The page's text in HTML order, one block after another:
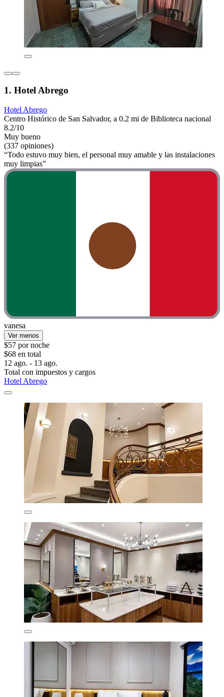
1. Hotel Abrego
Hotel Abrego
Centro Histórico de San Salvador, a 0.2 mi de Biblioteca nacional
8.2/10
Muy bueno
(337 opiniones)
“Todo estuvo muy bien, el personal muy amable y las instalaciones
muy limpias”
vanesa
Ver menos
$57 por noche
$68 en total
12 ago. - 13 ago.
Total con impuestos y cargos
Hotel Abrego